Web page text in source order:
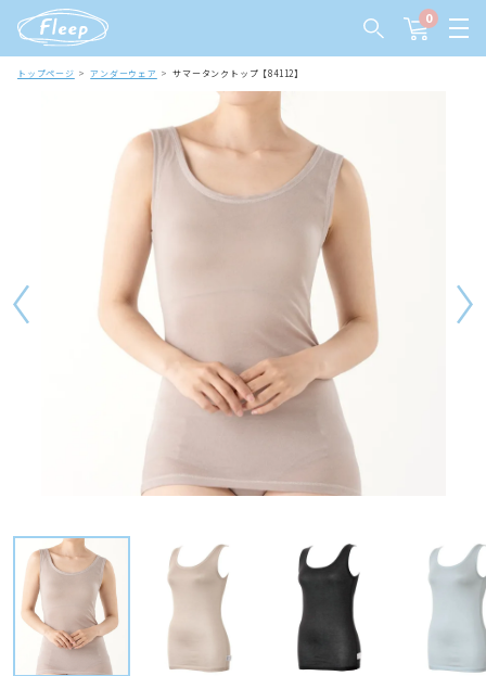
0
トップページ アンダーウェア サマータンクトップ【84112】